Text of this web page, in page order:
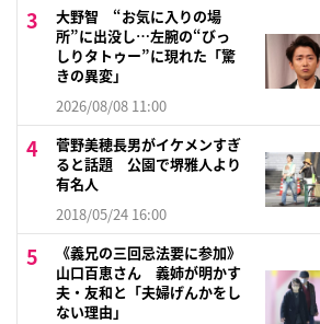
大野智 “お気に入りの場
所”に出没し…左腕の“びっ
しりタトゥー”に現れた「驚
きの異変」
2026/08/08 11:00
菅野美穂長男がイケメンすぎ
ると話題 公園で堺雅人より
有名人
2018/05/24 16:00
《義兄の三回忌法要に参加》
山口百恵さん 義姉が明かす
夫・友和と「夫婦げんかをし
ない理由」